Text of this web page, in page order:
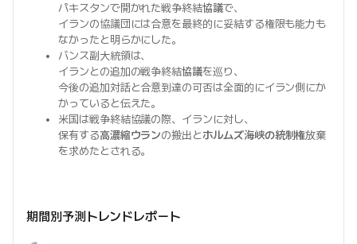
パキスタンで開かれた戦争終結協議で、
イランの協議団には合意を最終的に妥結する権限も能力も
なかったと明らかにした。
バンス副大統領は、
イランとの追加の戦争終結協議を巡り、
今後の追加対話と合意到達の可否は全面的にイラン側にか
かっていると伝えた。
米国は戦争終結協議の際、イランに対し、
保有する高濃縮ウランの搬出とホルムズ海峡の統制権放棄
を求めたとされる。
期間別予測トレンドレポート